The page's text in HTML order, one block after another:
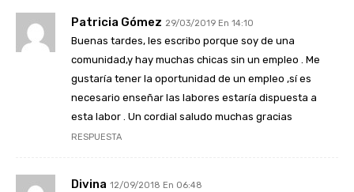
Patricia Gómez 29/03/2019 En 14:10
Buenas tardes, les escribo porque soy de una
comunidad,y hay muchas chicas sin un empleo . Me
gustaría tener la oportunidad de un empleo ,sí es
necesario enseñar las labores estaría dispuesta a
esta labor . Un cordial saludo muchas gracias
RESPUESTA
Divina 12/09/2018 En 06:48